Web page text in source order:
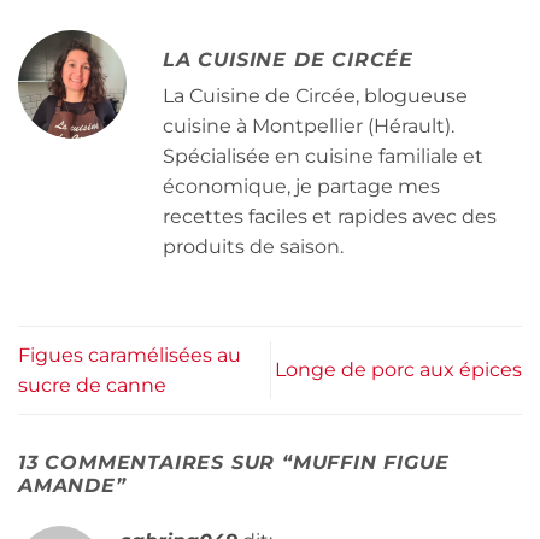
LA CUISINE DE CIRCÉE
La Cuisine de Circée, blogueuse
cuisine à Montpellier (Hérault).
Spécialisée en cuisine familiale et
économique, je partage mes
recettes faciles et rapides avec des
produits de saison.
Figues caramélisées au
sucre de canne
Longe de porc aux épices
13 COMMENTAIRES SUR “MUFFIN FIGUE
AMANDE”